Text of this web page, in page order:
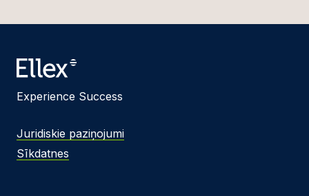
Experience Success
Juridiskie paziņojumi
Sīkdatnes